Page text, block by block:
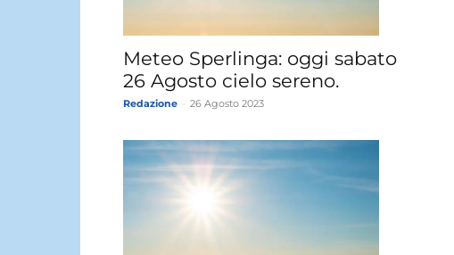
Meteo Sperlinga: oggi sabato
26 Agosto cielo sereno.
Redazione 26 Agosto 2023